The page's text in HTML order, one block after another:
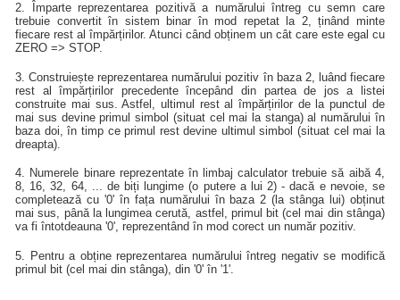
2. Împarte reprezentarea pozitivă a numărului întreg cu semn care
trebuie convertit în sistem binar în mod repetat la 2, ținând minte
fiecare rest al împărțirilor. Atunci când obținem un cât care este egal cu
ZERO => STOP.
3. Construiește reprezentarea numărului pozitiv în baza 2, luând fiecare
rest al împărțirilor precedente începând din partea de jos a listei
construite mai sus. Astfel, ultimul rest al împărțirilor de la punctul de
mai sus devine primul simbol (situat cel mai la stanga) al numărului în
baza doi, în timp ce primul rest devine ultimul simbol (situat cel mai la
dreapta).
4. Numerele binare reprezentate în limbaj calculator trebuie să aibă 4,
8, 16, 32, 64, ... de biți lungime (o putere a lui 2) - dacă e nevoie, se
completează cu '0' în fața numărului în baza 2 (la stânga lui) obținut
mai sus, până la lungimea cerută, astfel, primul bit (cel mai din stânga)
va fi întotdeauna '0', reprezentând în mod corect un număr pozitiv.
5. Pentru a obține reprezentarea numărului întreg negativ se modifică
primul bit (cel mai din stânga), din '0' în '1'.